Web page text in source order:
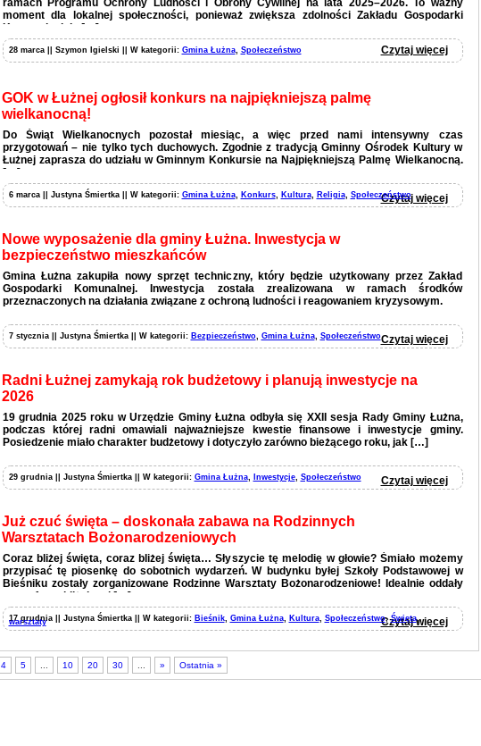
ramach Programu Ochrony Ludności i Obrony Cywilnej na lata 2025–2026. To ważny
moment dla lokalnej społeczności, ponieważ zwiększa zdolności Zakładu Gospodarki
Komunalnej do […]
28 marca || Szymon Igielski || W kategorii: Gmina Łużna, Społeczeństwo Czytaj więcej
GOK w Łużnej ogłosił konkurs na najpiękniejszą palmę
wielkanocną!
Do Świąt Wielkanocnych pozostał miesiąc, a więc przed nami intensywny czas
przygotowań – nie tylko tych duchowych. Zgodnie z tradycją Gminny Ośrodek Kultury w
Łużnej zaprasza do udziału w Gminnym Konkursie na Najpiękniejszą Palmę Wielkanocną.
[…]
6 marca || Justyna Śmiertka || W kategorii: Gmina Łużna, Konkurs, Kultura, Religia, SpołeczeństwoCzytaj więcej
Nowe wyposażenie dla gminy Łużna. Inwestycja w
bezpieczeństwo mieszkańców
Gmina Łużna zakupiła nowy sprzęt techniczny, który będzie użytkowany przez Zakład
Gospodarki Komunalnej. Inwestycja została zrealizowana w ramach środków
przeznaczonych na działania związane z ochroną ludności i reagowaniem kryzysowym.
7 stycznia || Justyna Śmiertka || W kategorii: Bezpieczeństwo, Gmina Łużna, SpołeczeństwoCzytaj więcej
Radni Łużnej zamykają rok budżetowy i planują inwestycje na
2026
19 grudnia 2025 roku w Urzędzie Gminy Łużna odbyła się XXII sesja Rady Gminy Łużna,
podczas której radni omawiali najważniejsze kwestie finansowe i inwestycje gminy.
Posiedzenie miało charakter budżetowy i dotyczyło zarówno bieżącego roku, jak […]
29 grudnia || Justyna Śmiertka || W kategorii: Gmina Łużna, Inwestycje, Społeczeństwo Czytaj więcej
Już czuć święta – doskonała zabawa na Rodzinnych
Warsztatach Bożonarodzeniowych
Coraz bliżej święta, coraz bliżej święta… Słyszycie tę melodię w głowie? Śmiało możemy
przypisać tę piosenkę do sobotnich wydarzeń. W budynku byłej Szkoły Podstawowej w
Bieśniku zostały zorganizowane Rodzinne Warsztaty Bożonarodzeniowe! Idealnie oddały
atmosferę zbliżającej […]
17 grudnia || Justyna Śmiertka || W kategorii: Bieśnik, Gmina Łużna, Kultura, Społeczeństwo,Święta,
warsztaty Czytaj więcej
4 5 10 20 30 » Ostatnia »